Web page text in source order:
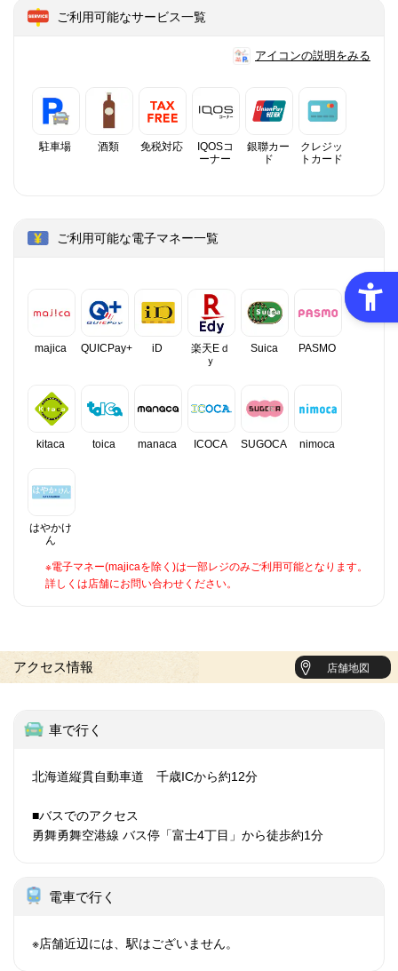
ご利用可能なサービス一覧
アイコンの説明をみる
駐車場 酒類 免税対応
IQOSコ
ーナー
銀聯カー
ド
クレジッ
トカード
ご利用可能な電子マネー一覧
majica QUICPay+ iD
楽天Eｄ
ｙ
Suica PASMO
kitaca toica manaca ICOCA SUGOCA nimoca
はやかけ
ん
※電子マネー(majicaを除く)は一部レジのみご利用可能となります。
詳しくは店舗にお問い合わせください。
アクセス情報 店舗地図
車で行く
北海道縦貫自動車道 千歳ICから約12分
■バスでのアクセス
勇舞勇舞空港線 バス停「富士4丁目」から徒歩約1分
電車で行く
※店舗近辺には、駅はございません。